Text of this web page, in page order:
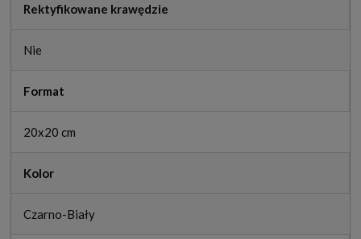
Rektyfikowane krawędzie
Nie
Format
20x20 cm
Kolor
Czarno-Biały